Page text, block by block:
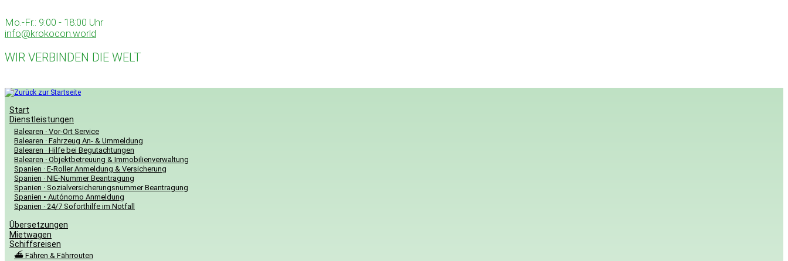
Inhalt
springen
Mo.-Fr.: 9:00 - 18:00 Uhr
info@krokocon.world
WIR VERBINDEN DIE WELT
Start
Dienstleistungen
Balearen · Vor-Ort Service
Balearen · Fahrzeug An- & Ummeldung
Balearen · Hilfe bei Begutachtungen
Balearen · Objektbetreuung & Immobilienverwaltung
Spanien · E-Roller Anmeldung & Versicherung
Spanien · NIE-Nummer Beantragung
Spanien · Sozialversicherungsnummer Beantragung
Spanien • Autónomo Anmeldung
Spanien · 24/7 Soforthilfe im Notfall
Übersetzungen
Mietwagen
Schiffsreisen
⛴️ Fähren & Fährrouten